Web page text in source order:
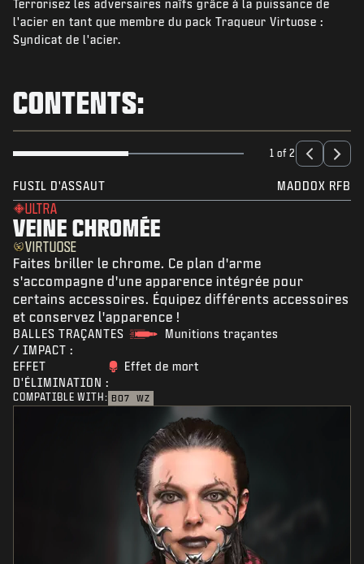
NIEUWS
STORE
SUPPORT
INLOGGEN|REGISTREREN
Terrorisez les adversaires naïfs grâce à la puissance de
l'acier en tant que membre du pack Traqueur Virtuose :
Syndicat de l'acier.
CONTENTS:
1 of 2
FUSIL D'ASSAUT MADDOX RFB
ULTRA
VEINE CHROMÉE
VIRTUOSE
Faites briller le chrome. Ce plan d'arme
s'accompagne d'une apparence intégrée pour
certains accessoires. Équipez différents accessoires
et conservez l'apparence !
BALLES TRAÇANTES
/ IMPACT :
Munitions traçantes
EFFET
D'ÉLIMINATION :
Effet de mort
COMPATIBLE WITH: BO7 WZ